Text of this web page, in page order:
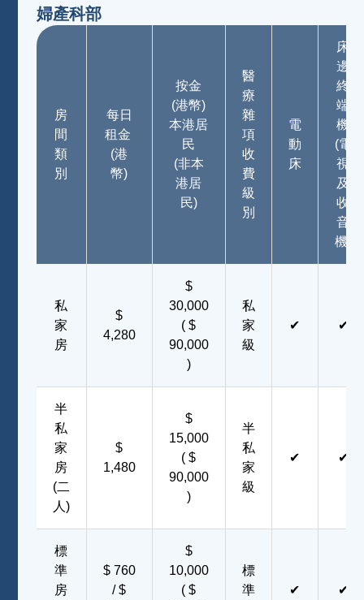
婦產科部
房
間
類
別
每日
租金
(港
幣)
按金
(港幣)
本港居
民
(非本
港居
民)
醫
療
雜
項
收
費
級
別
電
動
床
床
邊
終
端
機
(電
視
及
收
音
機)
私
家
房
$
4,280
$
30,000
( $
90,000
)
私
家
級
✔ ✔
半
私
家
房
(二
人)
$
1,480
$
15,000
( $
90,000
)
半
私
家
級
✔ ✔
標
準
房
$ 760
/ $
$
10,000
( $
標
準
✔ ✔